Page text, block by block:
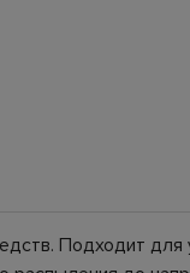
Подходит для